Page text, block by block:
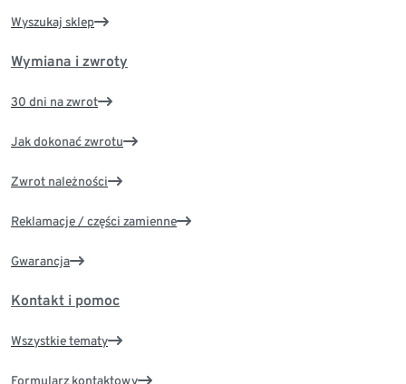
Wyszukaj sklep
Wymiana i zwroty
30 dni na zwrot
Jak dokonać zwrotu
Zwrot należności
Reklamacje / części zamienne
Gwarancja
Kontakt i pomoc
Wszystkie tematy
Formularz kontaktowy